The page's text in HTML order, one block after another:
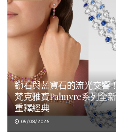
鑽石與藍寶石的流光交響
梵克雅寶Palmyre系列全
重釋經典
05/08/2026